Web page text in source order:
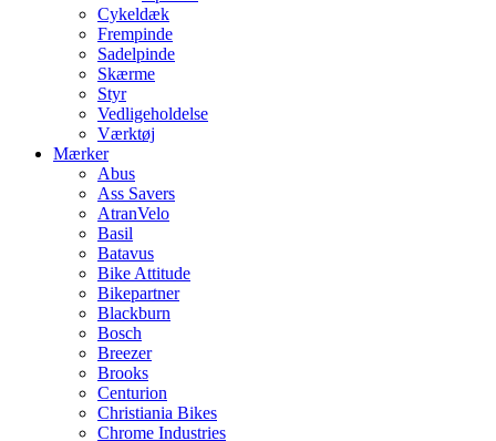
Cykeldæk
Frempinde
Sadelpinde
Skærme
Styr
Vedligeholdelse
Værktøj
Mærker
Abus
Ass Savers
AtranVelo
Basil
Batavus
Bike Attitude
Bikepartner
Blackburn
Bosch
Breezer
Brooks
Centurion
Christiania Bikes
Chrome Industries